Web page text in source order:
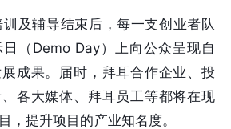
及辅导结束后，每一支创业者队
（Demo Day）上向公众呈现自
成果。届时，拜耳合作企业、投
各大媒体、拜耳员工等都将在现
，提升项目的产业知名度。